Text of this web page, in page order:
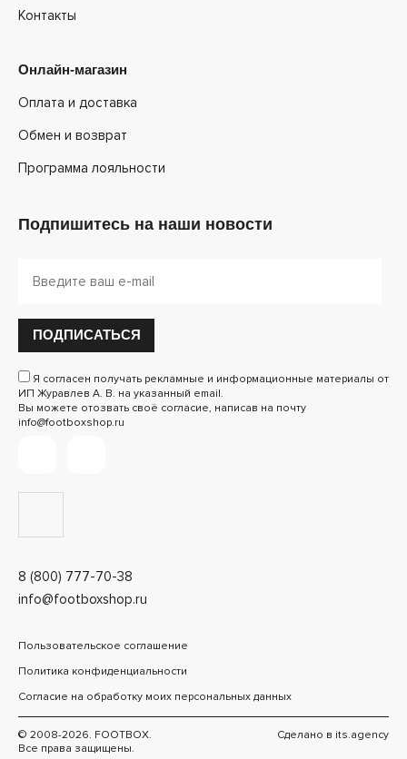
8 (800) 777-70-38
info@footboxshop.ru
Контакты
Онлайн-магазин
Оплата и доставка
Обмен и возврат
Программа лояльности
Подпишитесь на наши новости
ПОДПИСАТЬСЯ
Я согласен получать рекламные и информационные материалы от
ИП Журавлев А. В. на указанный email.
Вы можете отозвать своё согласие, написав на почту
info@footboxshop.ru
Пользовательское соглашение
Политика конфиденциальности
Согласие на обработку моих персональных данных
© 2008-2026. FOOTBOX.
Все права защищены.
Сделано в its.agency